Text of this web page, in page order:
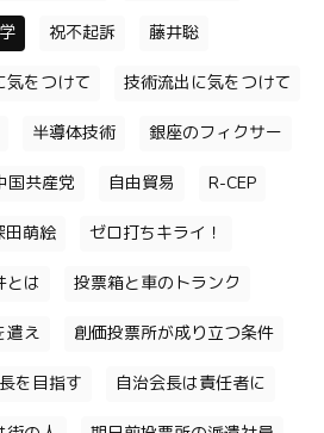
祝不起訴 藤井聡
気をつけて 技術流出に気をつけて
半導体技術 銀座のフィクサー
国共産党 自由貿易 R-CEP
田萌絵 ゼロ打ちキライ！
とは 投票箱と車のトランク
遣え 創価投票所が成り立つ条件
を目指す 自治会長は責任者に